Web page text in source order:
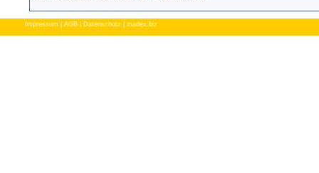
Impressum AGB Datenschutz madex.biz